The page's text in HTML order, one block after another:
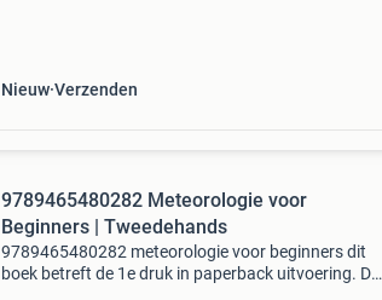
Nieuw Verzenden
9789465480282 Meteorologie voor
Beginners | Tweedehands
9789465480282 meteorologie voor beginners dit
boek betreft de 1e druk in paperback uitvoering. De